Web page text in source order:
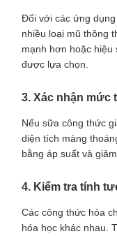
Đối với các ứng dụng
nhiều loại mũ thông
mạnh hơn hoặc hiệu
được lựa chọn.
3. Xác nhận mức
Nếu sữa công thức
diện tích màng
bằng áp suất và
4. Kiểm tra tính
Các công thức hóa
hóa học khác nhau.